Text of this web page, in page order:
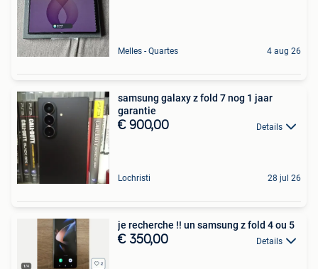
Melles - Quartes 4 aug 26
samsung galaxy z fold 7 nog 1 jaar
garantie
€ 900,00 Details
Lochristi 28 jul 26
je recherche !! un samsung z fold 4 ou 5
€ 350,00 Details